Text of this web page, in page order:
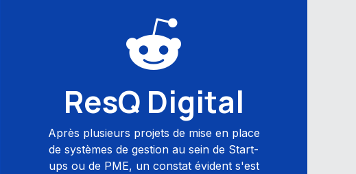
ResQ Digital
Après plusieurs projets de mise en place
de systèmes de gestion au sein de Start-
ups ou de PME, un constat évident s'est